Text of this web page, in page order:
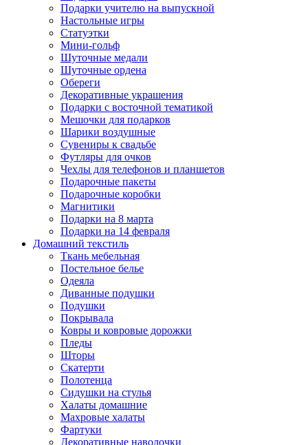
Подарки учителю на выпускной
Настольные игры
Статуэтки
Мини-гольф
Шуточные медали
Шуточные ордена
Обереги
Декоративные украшения
Подарки с восточной тематикой
Мешочки для подарков
Шарики воздушные
Сувениры к свадьбе
Футляры для очков
Чехлы для телефонов и планшетов
Подарочные пакеты
Подарочные коробки
Магнитики
Подарки на 8 марта
Подарки на 14 февраля
Домашний текстиль
Ткань мебельная
Постельное белье
Одеяла
Диванные подушки
Подушки
Покрывала
Ковры и ковровые дорожки
Пледы
Шторы
Скатерти
Полотенца
Сидушки на стулья
Халаты домашние
Махровые халаты
Фартуки
Декоративные наволочки